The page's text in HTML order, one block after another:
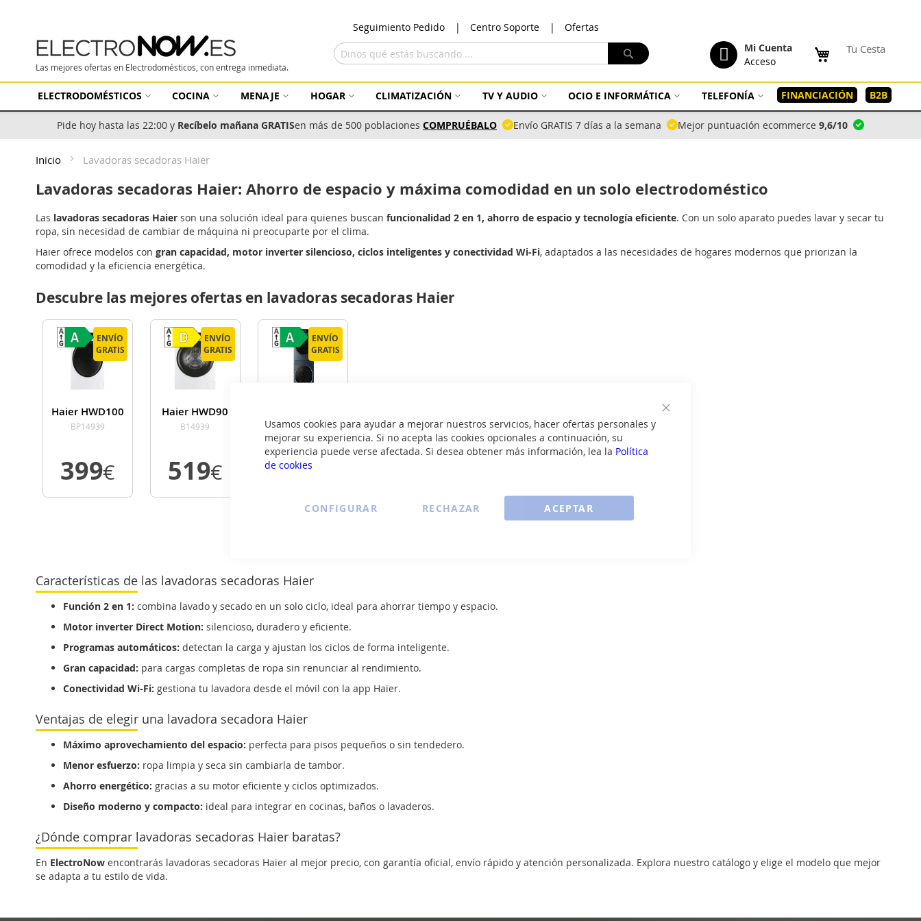
Usamos cookies para ayudar a mejorar nuestros servicios, hacer ofertas personales y
mejorar su experiencia. Si no acepta las cookies opcionales a continuación, su
experiencia puede verse afectada. Si desea obtener más información, lea la Política
de cookies
ACEPTAR
CONFIGURAR RECHAZAR
Seguimiento Pedido Centro Soporte Ofertas
contenido
Las mejores ofertas en Electrodomésticos, con entrega inmediata.
Tu Cesta
Mi Cuenta
Acceso
Buscar
ELECTRODOMÉSTICOS COCINA MENAJE HOGAR CLIMATIZACIÓN TV Y AUDIO OCIO E INFORMÁTICA TELEFONÍA FINANCIACIÓN B2B
Pide hoy hasta las 22:00 y Recíbelo mañana GRATISen más de 500 poblaciones COMPRUÉBALO Envío GRATIS 7 días a la semana Mejor puntuación ecommerce 9,6/10
Inicio Lavadoras secadoras Haier
Lavadoras secadoras Haier: Ahorro de espacio y máxima comodidad en un solo electrodoméstico
Las lavadoras secadoras Haier son una solución ideal para quienes buscan funcionalidad 2 en 1, ahorro de espacio y tecnología eficiente. Con un solo aparato puedes lavar y secar tu
ropa, sin necesidad de cambiar de máquina ni preocuparte por el clima.
Haier ofrece modelos con gran capacidad, motor inverter silencioso, ciclos inteligentes y conectividad Wi-Fi, adaptados a las necesidades de hogares modernos que priorizan la
comodidad y la eficiencia energética.
Descubre las mejores ofertas en lavadoras secadoras Haier
ENVÍO
GRATIS
ENVÍO
GRATIS
Haier HWD100
BP14939
399€
ENVÍO
GRATIS
ENVÍO
GRATIS
Haier HWD90
B14939
519€
ENVÍO
GRATIS
ENVÍO
GRATIS
GNU1
VER
1495
Características de las lavadoras secadoras Haier
Función 2 en 1: combina lavado y secado en un solo ciclo, ideal para ahorrar tiempo y espacio.
Motor inverter Direct Motion: silencioso, duradero y eficiente.
Programas automáticos: detectan la carga y ajustan los ciclos de forma inteligente.
Gran capacidad: para cargas completas de ropa sin renunciar al rendimiento.
Conectividad Wi-Fi: gestiona tu lavadora desde el móvil con la app Haier.
Ventajas de elegir una lavadora secadora Haier
Máximo aprovechamiento del espacio: perfecta para pisos pequeños o sin tendedero.
Menor esfuerzo: ropa limpia y seca sin cambiarla de tambor.
Ahorro energético: gracias a su motor eficiente y ciclos optimizados.
Diseño moderno y compacto: ideal para integrar en cocinas, baños o lavaderos.
¿Dónde comprar lavadoras secadoras Haier baratas?
En ElectroNow encontrarás lavadoras secadoras Haier al mejor precio, con garantía oficial, envío rápido y atención personalizada. Explora nuestro catálogo y elige el modelo que mejor
se adapta a tu estilo de vida.